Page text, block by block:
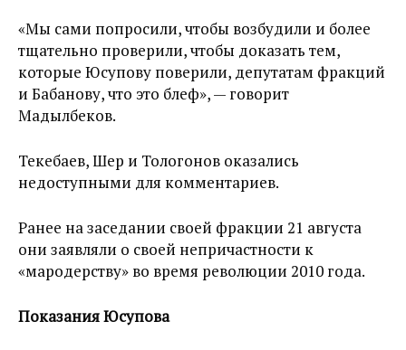
«Мы сами попросили, чтобы возбудили и более
тщательно проверили, чтобы доказать тем,
которые Юсупову поверили, депутатам фракций
и Бабанову, что это блеф», — говорит
Мадылбеков.
Текебаев, Шер и Тологонов оказались
недоступными для комментариев.
Ранее на заседании своей фракции 21 августа
они заявляли о своей непричастности к
«мародерству» во время революции 2010 года.
Показания Юсупова